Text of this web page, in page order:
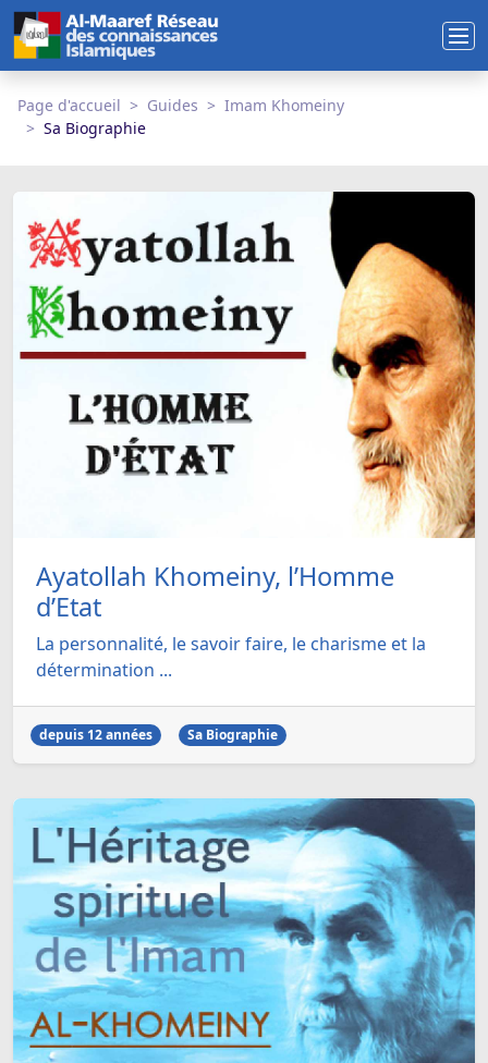
Page d'accueil Guides
Imam Khomeiny
Sa Biographie
Ayatollah Khomeiny, l’Homme
d’Etat
La personnalité, le savoir faire, le charisme et la
détermination ...
depuis 12 années Sa Biographie